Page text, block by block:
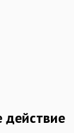
действие